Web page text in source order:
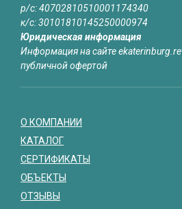
р/с: 40702810510001174340
к/с: 30101810145250000974
Юридическая информация
Информация на сайте
публичной офертой
О КОМПАНИИ
КАТАЛОГ
СЕРТИФИКАТЫ
ОБЪЕКТЫ
ОТЗЫВЫ